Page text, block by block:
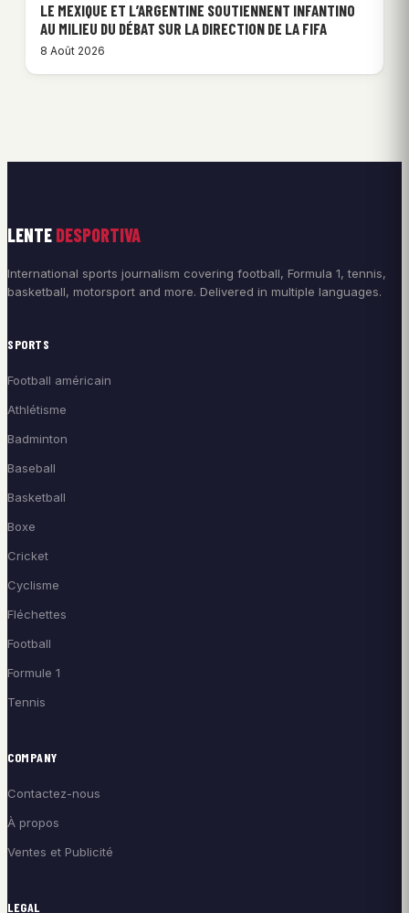
LE MEXIQUE ET L’ARGENTINE SOUTIENNENT INFANTINO
AU MILIEU DU DÉBAT SUR LA DIRECTION DE LA FIFA
8 Août 2026
LENTE DESPORTIVA
International sports journalism covering football, Formula 1, tennis,
basketball, motorsport and more. Delivered in multiple languages.
SPORTS
Football américain
Athlétisme
Badminton
Baseball
Basketball
Boxe
Cricket
Cyclisme
Fléchettes
Football
Formule 1
Tennis
COMPANY
Contactez-nous
À propos
Ventes et Publicité
LEGAL